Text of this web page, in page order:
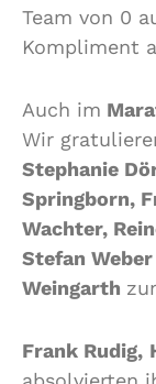
Team von 0
Kompliment
Auch im
Wir
Stephanie
Springborn,
Wachter,
Stefan
Weingarth
Frank Rudig,